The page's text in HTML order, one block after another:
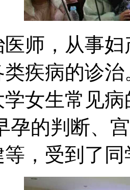
师，从事
疾病的诊
学女生常见
孕的判断、
，受到了